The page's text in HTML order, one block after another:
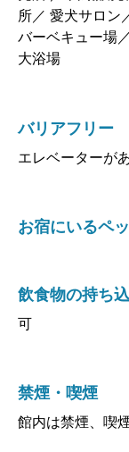
所／ 愛犬サロン
バーベキュー場
大浴場
バリアフリー
エレベーターが
お宿にいるペ
飲食物の持ち
可
禁煙・喫煙
館内は禁煙、喫